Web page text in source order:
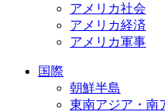
アメリカ社会
アメリカ経済
アメリカ軍事
国際
朝鮮半島
東南アジア・南